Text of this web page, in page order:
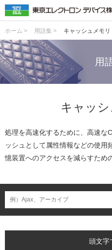
ホーム > 用語集 > キャッシュメモリ
用
キャッシ
処理を高速化するために、高速な
ッシュとして属性情報などの使用
憶装置へのアクセスを減らすため
頭文字